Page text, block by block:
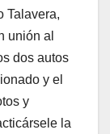
Talavera,
unión al
dos autos
y el
y
la